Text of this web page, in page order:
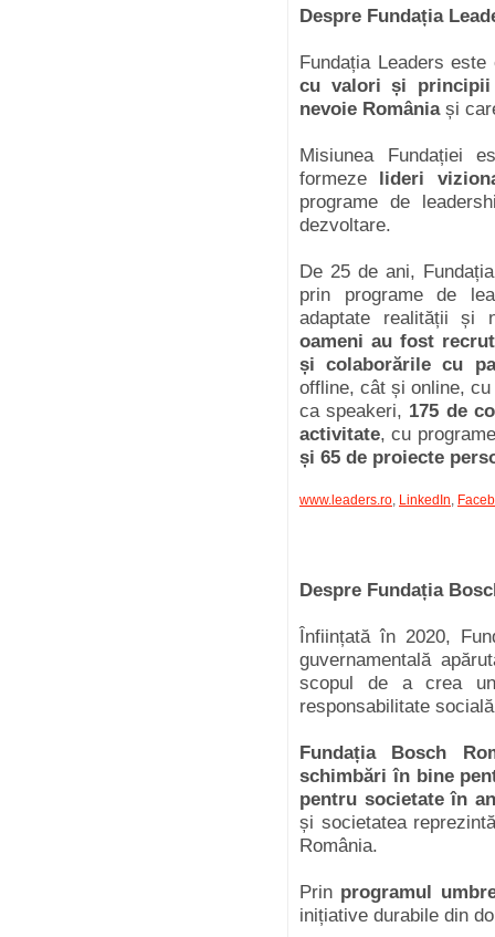
Despre Fundația
Fundația Leaders
cu valori și principii
nevoie Româniași
Misiunea Fundației
formeze lideri
programe de
dezvoltare.
De 25 de ani,
prin programe de
adaptate realității și
oameni au fost
și colaborările cu
offline, cât și online,
ca speakeri, 175 de
activitate, cu
și 65 de proiecte
www.leaders.ro, LinkedIn,
Despre Fundația
Înființată în 2020,
guvernamentală
scopul de a crea
responsabilitate
Fundația Bosch
schimbări în bine
pentru societate în
și societatea
România.
Prin programul
inițiative durabile din